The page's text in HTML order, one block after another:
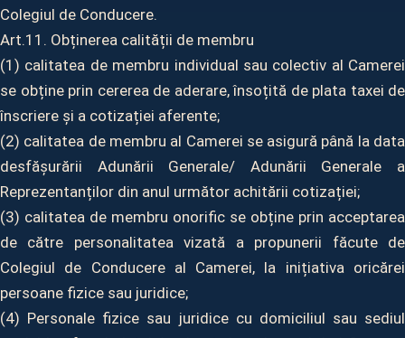
Colegiul de Conducere.
Art.11. Obținerea calității de membru
(1) calitatea de membru individual sau colectiv al Camerei
se obține prin cererea de aderare, însoțită de plata taxei de
înscriere și a cotizației aferente;
(2) calitatea de membru al Camerei se asigură până la data
desfășurării Adunării Generale/ Adunării Generale a
Reprezentanților din anul următor achitării cotizației;
(3) calitatea de membru onorific se obține prin acceptarea
de către personalitatea vizată a propunerii făcute de
Colegiul de Conducere al Camerei, la inițiativa oricărei
persoane fizice sau juridice;
(4) Personale fizice sau juridice cu domiciliul sau sediul